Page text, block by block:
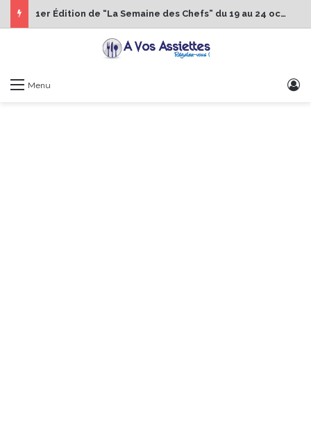
1er Édition de “La Semaine des Chefs” du 19 au 24 octobre 2026
Menu